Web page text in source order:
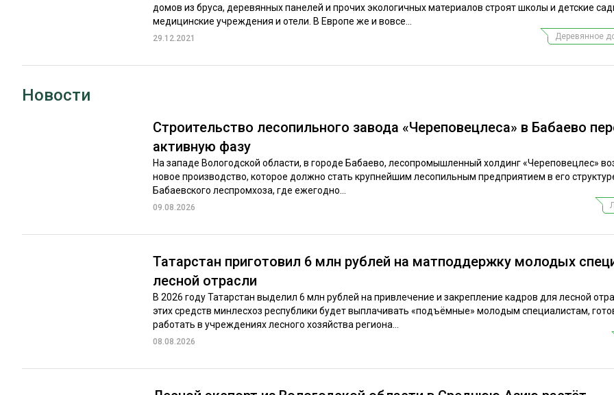
домов из бруса, деревянных панелей и прочих экологичных материалов строят школы и детские
медицинские учреждения и отели. В Европе же и вовсе...
29.12.2021 Деревянное
Новости
Строительство лесопильного завода «Череповецлеса» в Бабаево
активную фазу
На западе Вологодской области, в городе Бабаево, лесопромышленный холдинг «Череповецлес»
новое производство, которое должно стать крупнейшим лесопильным предприятием в его
Бабаевского леспромхоза, где ежегодно...
09.08.2026
Татарстан приготовил 6 млн рублей на матподдержку молодых
лесной отрасли
В 2026 году Татарстан выделил 6 млн рублей на привлечение и закрепление кадров для лесной
этих средств минлесхоз республики будет выплачивать «подъёмные» молодым специалистам,
работать в учреждениях лесного хозяйства региона...
08.08.2026